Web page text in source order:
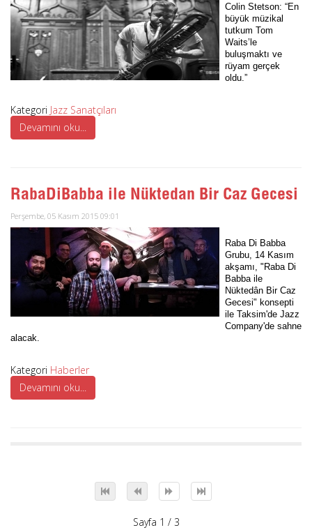
Colin Stetson: “En
büyük müzikal
tutkum Tom
Waits’le
buluşmaktı ve
rüyam gerçek
oldu.”
Kategori Jazz Sanatçıları
Devamını oku...
RabaDiBabba ile Nüktedan Bir Caz Gecesi
Perşembe, 05 Kasım 2015 09:01
Raba Di Babba
Grubu, 14 Kasım
akşamı, "Raba Di
Babba ile
Nüktedân Bir Caz
Gecesi" konsepti
ile Taksim'de Jazz
Company'de sahne
alacak.
Kategori Haberler
Devamını oku...
Sayfa 1 / 3